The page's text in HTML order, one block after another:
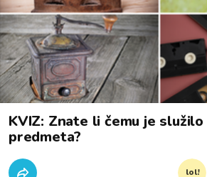
KVIZ: Znate li čemu je
predmeta?
lol!